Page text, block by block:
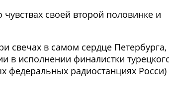
своей второй половинке и
свечах в самом сердце Петербурга,
исполнении финалистки
федеральных радиостанциях Росси)